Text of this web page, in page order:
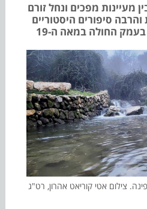
מעיינות מפכים ונחל זורם
סיפורים היסטוריים
החולה במאה ה-19
צילום אטי קוריאט אהרון, רט"ג